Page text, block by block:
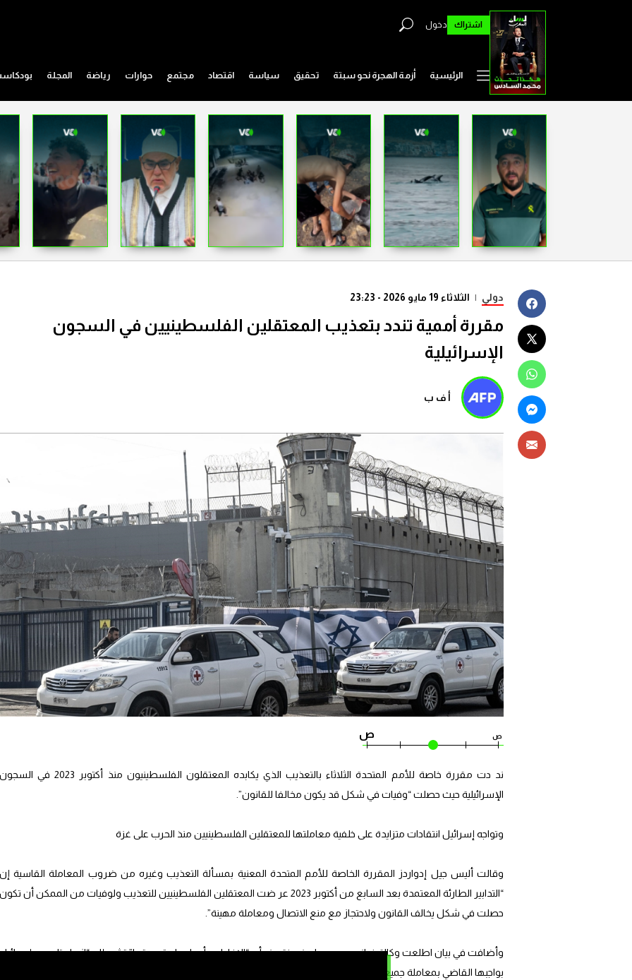
اشتراك دخول
الرئيسية أزمة الهجرة نحو سبتة تحقيق سياسة اقتصاد مجتمع حوارات رياضة المجلة
دولي | الثلاثاء 19 مايو 2026 - 23:23
مقررة أممية تندد بتعذيب المعتقلين الفلسطينيين في السجون
الإسرائيلية
أ ف ب
ص ص
ند دت مقررة خاصة للأمم المتحدة الثلاثاء بالتعذيب الذي يكابده المعتقلون الفلسطينيون منذ أكتوبر 2023 في السجون
الإسرائيلية حيث حصلت “وفيات في شكل قد يكون مخالفا للقانون”.
وتواجه إسرائيل انتقادات متزايدة على خلفية معاملتها للمعتقلين الفلسطينيين منذ الحرب على غزة
وقالت أليس جيل إدواردز المقررة الخاصة للأمم المتحدة المعنية بمسألة التعذيب وغيره من ضروب المعاملة القاسية إن
“التدابير الطارئة المعتمدة بعد السابع من أكتوبر 2023 عر ضت المعتقلين الفلسطينيين للتعذيب ولوفيات من الممكن أن تكون
حصلت في شكل يخالف القانون ولاحتجاز مع منع الاتصال ومعاملة مهينة”.
وأضافت في بيان اطلعت وكالة فرانس برس على نسخة منه أن “الإفادات بأعدادها وقسوتها” تشير إلى “ازدراء تام من إسرائيل
بواجبها القاضي بمعاملة جميع المعتقلين معاملة إنسانية”.